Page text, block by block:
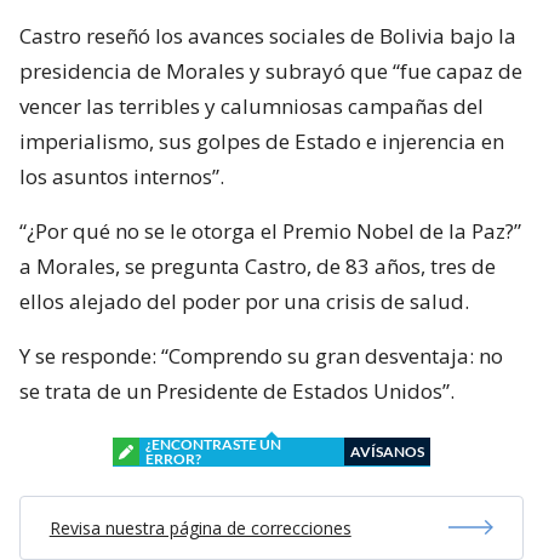
Castro reseñó los avances sociales de Bolivia bajo la
presidencia de Morales y subrayó que “fue capaz de
vencer las terribles y calumniosas campañas del
imperialismo, sus golpes de Estado e injerencia en
los asuntos internos”.
“¿Por qué no se le otorga el Premio Nobel de la Paz?”
a Morales, se pregunta Castro, de 83 años, tres de
ellos alejado del poder por una crisis de salud.
Y se responde: “Comprendo su gran desventaja: no
se trata de un Presidente de Estados Unidos”.
¿ENCONTRASTE UN
ERROR?
AVÍSANOS
Revisa nuestra página de correcciones